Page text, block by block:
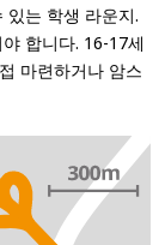
있는 학생 라운지.
합니다. 16-17세
마련하거나 암스